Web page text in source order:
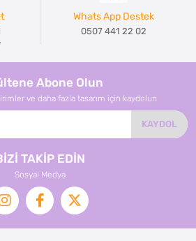
Whats App Destek
0507 441 22 02
Abone Olun
ve daha fazla tasarım için kaydolun
KAYDOL
TAKİP EDİN
Sosyal Medya